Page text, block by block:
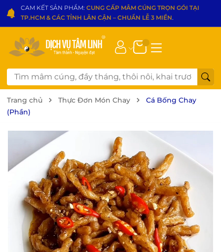
CAM KẾT SẢN PHẨM: CUNG CẤP MÂM CÚNG TRỌN GÓI TẠI
TP.HCM & CÁC TỈNH LÂN CẬN – CHUẨN LỄ 3 MIỀN.
Trang chủ Thực Đơn Món Chay
Cá Bống Chay
(Phần)